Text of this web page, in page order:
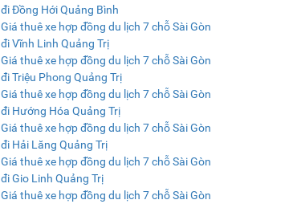
đi Đồng Hới Quảng Bình
Giá thuê xe hợp đồng du lịch 7 chỗ Sài Gòn
đi Vĩnh Linh Quảng Trị
Giá thuê xe hợp đồng du lịch 7 chỗ Sài Gòn
đi Triệu Phong Quảng Trị
Giá thuê xe hợp đồng du lịch 7 chỗ Sài Gòn
đi Hướng Hóa Quảng Trị
Giá thuê xe hợp đồng du lịch 7 chỗ Sài Gòn
đi Hải Lăng Quảng Trị
Giá thuê xe hợp đồng du lịch 7 chỗ Sài Gòn
đi Gio Linh Quảng Trị
Giá thuê xe hợp đồng du lịch 7 chỗ Sài Gòn